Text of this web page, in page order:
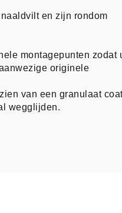
en zijn rondom
montagepunten zodat
originele
van een granulaat
wegglijden.